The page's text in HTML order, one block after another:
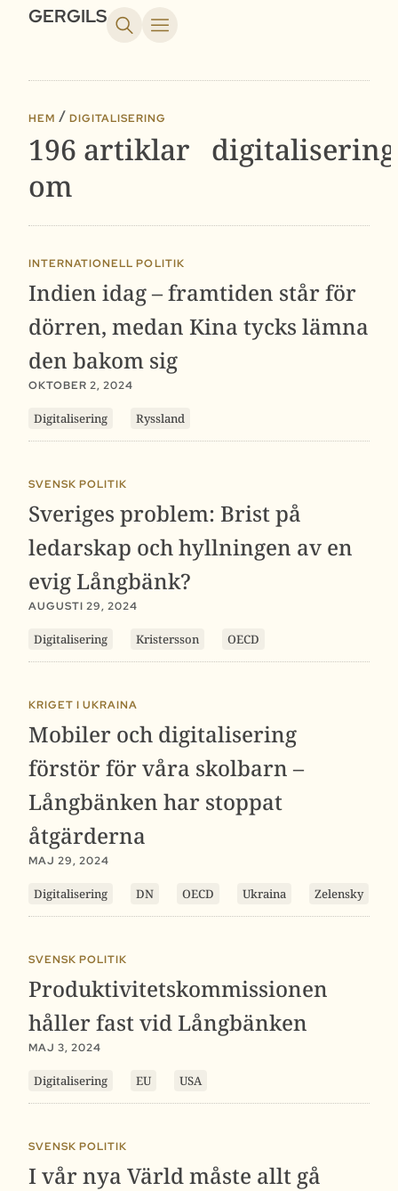
GERGILS
HEM DIGITALISERING
196 artiklar
om
digitalisering
INTERNATIONELL POLITIK
Indien idag – framtiden står för
dörren, medan Kina tycks lämna
den bakom sig
OKTOBER 2, 2024
Digitalisering Ryssland
SVENSK POLITIK
Sveriges problem: Brist på
ledarskap och hyllningen av en
evig Långbänk?
AUGUSTI 29, 2024
Digitalisering Kristersson OECD
KRIGET I UKRAINA
Mobiler och digitalisering
förstör för våra skolbarn –
Långbänken har stoppat
åtgärderna
MAJ 29, 2024
Digitalisering DN OECD Ukraina Zelensky
SVENSK POLITIK
Produktivitetskommissionen
håller fast vid Långbänken
MAJ 3, 2024
Digitalisering EU USA
SVENSK POLITIK
I vår nya Värld måste allt gå